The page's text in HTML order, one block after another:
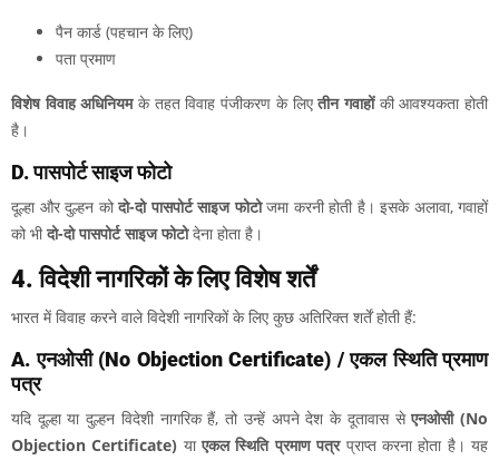
पैन कार्ड (पहचान के लिए)
पता प्रमाण
विशेष विवाह अधिनियमके तहत विवाह पंजीकरण के लिएतीन गवाहोंकी आवश्यकता होती
है।
D. पासपोर्ट साइज फोटो
दूल्हा और दुल्हन कोदो-दो पासपोर्ट साइज फोटोजमा करनी होती है। इसके अलावा, गवाहों
को भीदो-दो पासपोर्ट साइज फोटोदेना होता है।
4. विदेशी नागरिकों के लिए विशेष शर्तें
भारत में विवाह करने वाले विदेशी नागरिकों के लिए कुछ अतिरिक्त शर्तें होती हैं:
A. एनओसी (No Objection Certificate) / एकल स्थिति प्रमाण
पत्र
यदि दूल्हा या दुल्हन विदेशी नागरिक हैं, तो उन्हें अपने देश के दूतावास सेएनओसी (No
Objection Certificate) याएकल स्थिति प्रमाण पत्रप्राप्त करना होता है। यह